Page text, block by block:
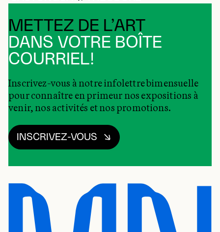
METTEZ DE L’ART
DANS VOTRE BOÎTE
COURRIEL!
Inscrivez-vous à notre infolettre bimensuelle
pour connaître en primeur nos expositions à
venir, nos activités et nos promotions.
INSCRIVEZ-VOUS